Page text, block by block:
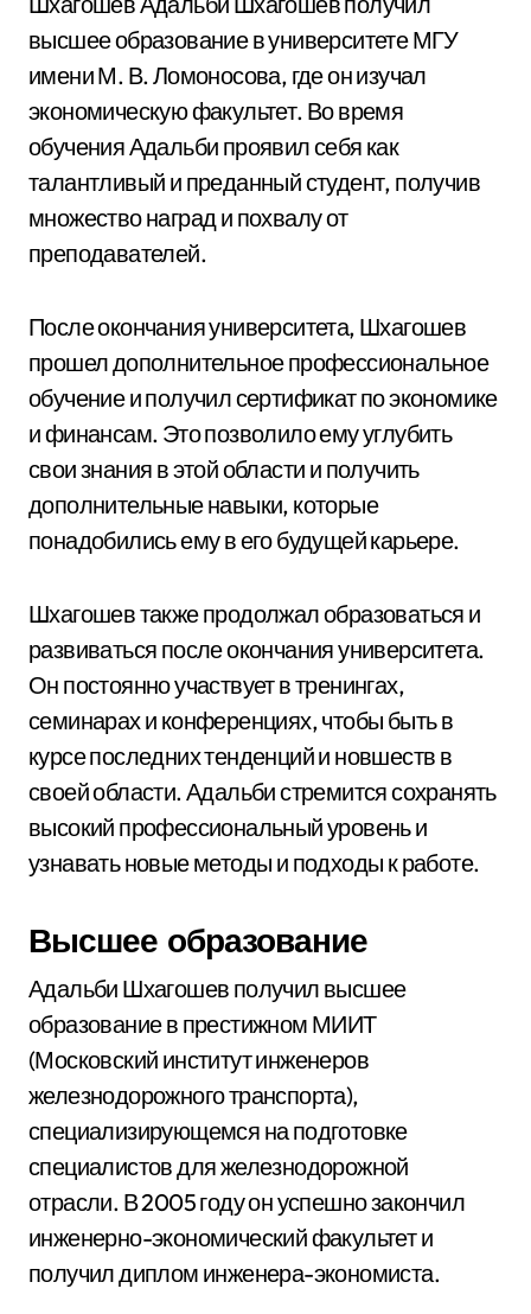
высшее образование в университете МГУ
имени М. В. Ломоносова, где он изучал
экономическую факультет. Во время
обучения Адальби проявил себя как
талантливый и преданный студент, получив
множество наград и похвалу от
преподавателей.
После окончания университета, Шхагошев
прошел дополнительное профессиональное
обучение и получил сертификат по экономике
и финансам. Это позволило ему углубить
свои знания в этой области и получить
дополнительные навыки, которые
понадобились ему в его будущей карьере.
Шхагошев также продолжал образоваться и
развиваться после окончания университета.
Он постоянно участвует в тренингах,
семинарах и конференциях, чтобы быть в
курсе последних тенденций и новшеств в
своей области. Адальби стремится сохранять
высокий профессиональный уровень и
узнавать новые методы и подходы к работе.
Высшее образование
Адальби Шхагошев получил высшее
образование в престижном МИИТ
(Московский институт инженеров
железнодорожного транспорта),
специализирующемся на подготовке
специалистов для железнодорожной
отрасли. В 2005 году он успешно закончил
инженерно-экономический факультет и
получил диплом инженера-экономиста.